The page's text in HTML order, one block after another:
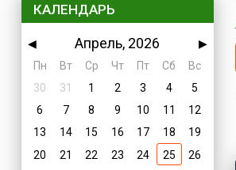
КАЛЕНДАРЬ
◀ Апрель, 2026
▶
Пн
Вт Ср Чт Пт Сб
Вс
30
31 1 2 3 4
5
6
7 8 9 10 11
12
13
14 15 16 17 18
19
20
21 22 23 24 25
26